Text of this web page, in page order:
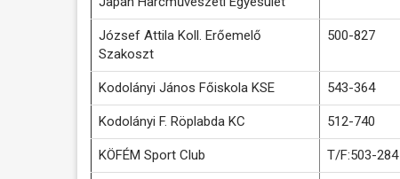
József Attila Koll. Erőemelő
Szakoszt
500-827
Kodolányi János Főiskola KSE 543-364
Kodolányi F. Röplabda KC 512-740
KÖFÉM Sport Club T/F:503-284